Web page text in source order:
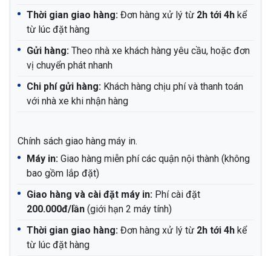
Thời gian giao hàng: Đơn hàng xử lý từ 2h tới 4h kể
từ lúc đặt hàng
Gửi hàng: Theo nhà xe khách hàng yêu cầu, hoặc đơn
vị chuyển phát nhanh
Chi phí gửi hàng: Khách hàng chịu phí và thanh toán
với nhà xe khi nhận hàng
Chính sách giao hàng máy in.
Máy in: Giao hàng miễn phí các quận nội thành (không
bao gồm lắp đặt)
Giao hàng và cài đặt máy in: Phí cài đặt
200.000đ/lần (giới hạn 2 máy tính)
Thời gian giao hàng: Đơn hàng xử lý từ 2h tới 4h kể
từ lúc đặt hàng